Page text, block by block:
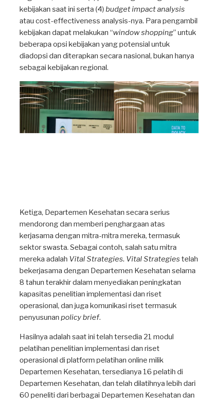
kebijakan saat ini serta (4) budget impact analysis
atau cost-effectiveness analysis-nya. Para pengambil
kebijakan dapat melakukan “window shopping” untuk
beberapa opsi kebijakan yang potensial untuk
diadopsi dan diterapkan secara nasional, bukan hanya
sebagai kebijakan regional.
Ketiga, Departemen Kesehatan secara serius
mendorong dan memberi penghargaan atas
kerjasama dengan mitra-mitra mereka, termasuk
sektor swasta. Sebagai contoh, salah satu mitra
mereka adalah Vital Strategies. Vital Strategies telah
bekerjasama dengan Departemen Kesehatan selama
8 tahun terakhir dalam menyediakan peningkatan
kapasitas penelitian implementasi dan riset
operasional, dan juga komunikasi riset termasuk
penyusunan policy brief.
Hasilnya adalah saat ini telah tersedia 21 modul
pelatihan penelitian implementasi dan riset
operasional di platform pelatihan online milik
Departemen Kesehatan, tersedianya 16 pelatih di
Departemen Kesehatan, dan telah dilatihnya lebih dari
60 peneliti dari berbagai Departemen Kesehatan dan